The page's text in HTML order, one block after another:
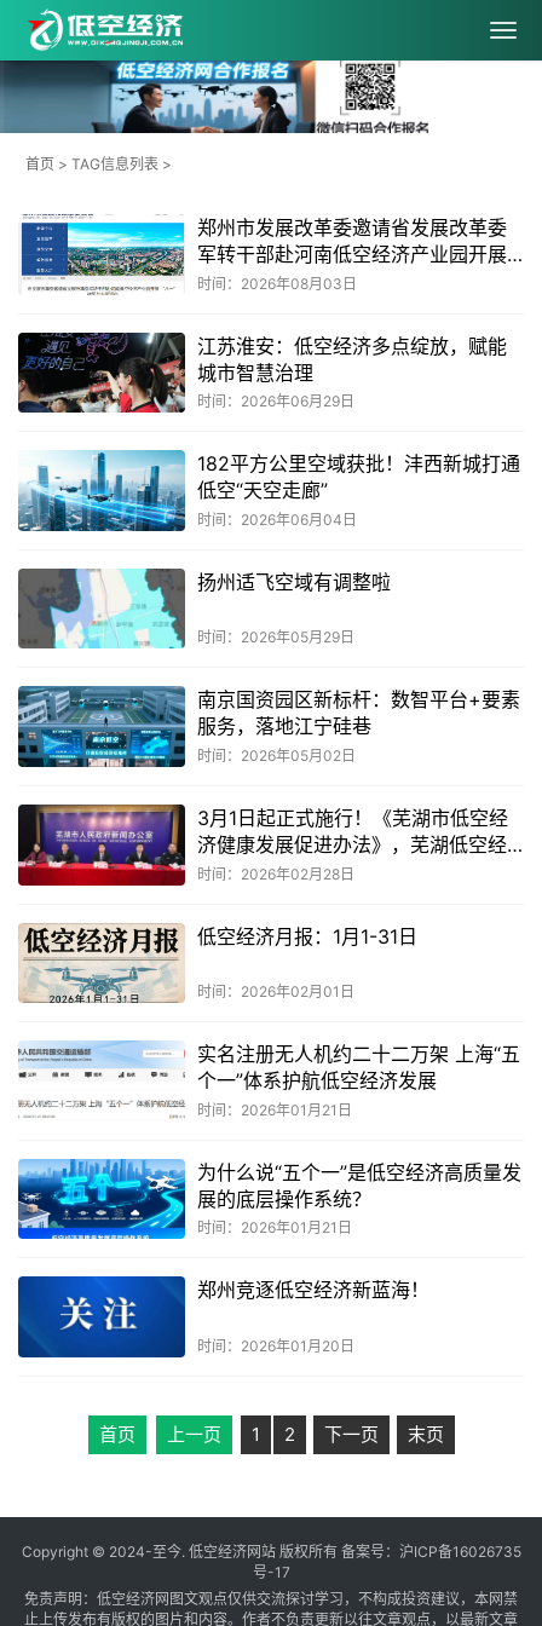
首页 > TAG信息列表 >
郑州市发展改革委邀请省发展改革委
军转干部赴河南低空经济产业园开展
“八一”建军节主题活动
时间：2026年08月03日
江苏淮安：低空经济多点绽放，赋能
城市智慧治理
时间：2026年06月29日
182平方公里空域获批！沣西新城打通
低空“天空走廊”
时间：2026年06月04日
扬州适飞空域有调整啦
时间：2026年05月29日
南京国资园区新标杆：数智平台+要素
服务，落地江宁硅巷
时间：2026年05月02日
3月1日起正式施行！《芜湖市低空经
济健康发展促进办法》，芜湖低空经
济从“先行探索”迈入“规范发展”
时间：2026年02月28日
低空经济月报：1月1-31日
时间：2026年02月01日
实名注册无人机约二十二万架 上海“五
个一”体系护航低空经济发展
时间：2026年01月21日
为什么说“五个一”是低空经济高质量发
展的底层操作系统？
时间：2026年01月21日
郑州竞逐低空经济新蓝海！
时间：2026年01月20日
首页 上一页 1 2 下一页 末页
Copyright © 2024-至今. 低空经济网站 版权所有 备案号： 沪ICP备16026735
号-17
免责声明：低空经济网图文观点仅供交流探讨学习，不构成投资建议，本网禁
止上传发布有版权的图片和内容。作者不负责更新以往文章观点，以最新文章